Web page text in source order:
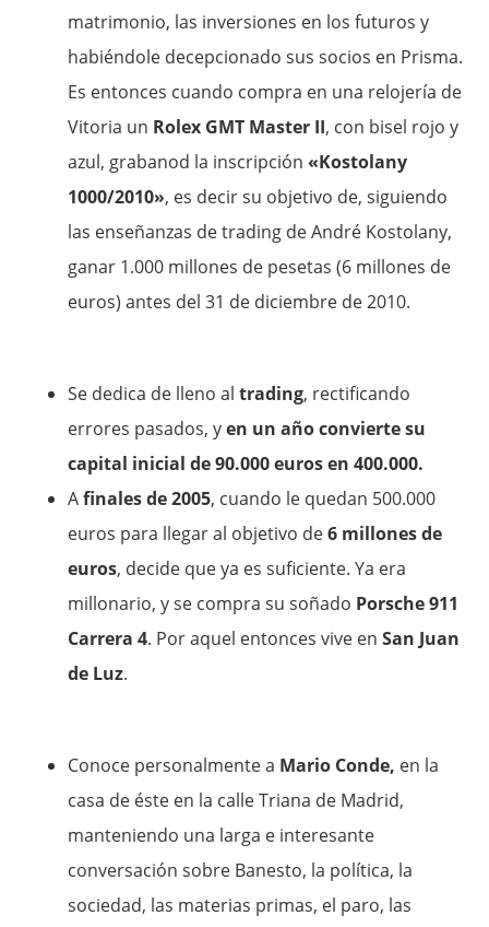
matrimonio, las inversiones en los futuros y
habiéndole decepcionado sus socios en Prisma.
Es entonces cuando compra en una relojería de
Vitoria un Rolex GMT Master II, con bisel rojo y
azul, grabanod la inscripción«Kostolany
1000/2010», es decir su objetivo de, siguiendo
las enseñanzas de trading de André Kostolany,
ganar 1.000 millones de pesetas (6 millones de
euros) antes del 31 de diciembre de 2010.
Se dedica de lleno altrading, rectificando
errores pasados, yen un año convierte su
capital inicial de 90.000 euros en 400.000.
Afinales de 2005, cuando le quedan 500.000
euros para llegar al objetivo de6 millones de
euros, decide que ya es suficiente. Ya era
millonario, y se compra su soñado Porsche 911
Carrera 4. Por aquel entonces vive enSan Juan
de Luz.
Conoce personalmente a Mario Conde, en la
casa de éste en la calle Triana de Madrid,
manteniendo una larga e interesante
conversación sobre Banesto, la política, la
sociedad, las materias primas, el paro, las